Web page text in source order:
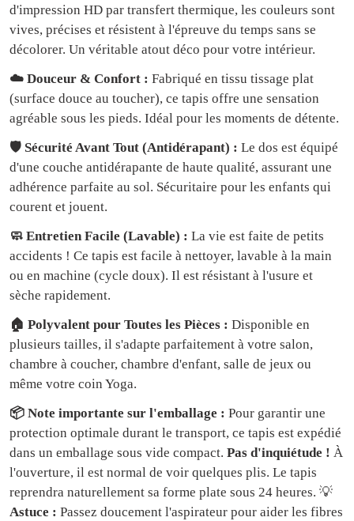
d'impression HD par transfert thermique, les couleurs sont
vives, précises et résistent à l'épreuve du temps sans se
décolorer. Un véritable atout déco pour votre intérieur.
☁️ Douceur & Confort : Fabriqué en tissu tissage plat
(surface douce au toucher), ce tapis offre une sensation
agréable sous les pieds. Idéal pour les moments de détente.
🛡️ Sécurité Avant Tout (Antidérapant) : Le dos est équipé
d'une couche antidérapante de haute qualité, assurant une
adhérence parfaite au sol. Sécuritaire pour les enfants qui
courent et jouent.
🧼 Entretien Facile (Lavable) : La vie est faite de petits
accidents ! Ce tapis est facile à nettoyer, lavable à la main
ou en machine (cycle doux). Il est résistant à l'usure et
sèche rapidement.
🏠 Polyvalent pour Toutes les Pièces : Disponible en
plusieurs tailles, il s'adapte parfaitement à votre salon,
chambre à coucher, chambre d'enfant, salle de jeux ou
même votre coin Yoga.
📦 Note importante sur l'emballage : Pour garantir une
protection optimale durant le transport, ce tapis est expédié
dans un emballage sous vide compact. Pas d'inquiétude ! À
l'ouverture, il est normal de voir quelques plis. Le tapis
reprendra naturellement sa forme plate sous 24 heures. 💡
Astuce : Passez doucement l'aspirateur pour aider les fibres